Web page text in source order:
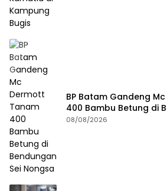
BP Batam Gandeng
400 Bambu Betung di
Nongsa
08/08/2026